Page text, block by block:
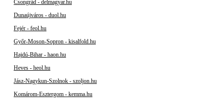
Csongrád - delmagyar.hu
Dunaújváros - duol.hu
Fejér - feol.hu
Győr-Moson-Sopron - kisalfold.hu
Hajdú-Bihar - haon.hu
Heves - heol.hu
Jász-Nagykun-Szolnok - szoljon.hu
Komárom-Esztergom - kemma.hu